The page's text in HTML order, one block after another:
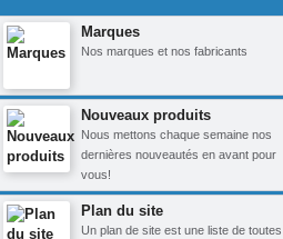
Marques
Nos marques et nos fabricants
Nouveaux produits
Nous mettons chaque semaine nos
dernières nouveautés en avant pour
vous!
Plan du site
Un plan de site est une liste de toutes